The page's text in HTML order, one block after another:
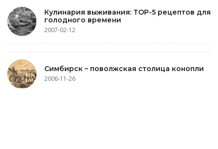
Кулинария выживания: TOP-5 рецептов для
голодного времени
2007-02-12
Симбирск – поволжская столица конопли
2006-11-26